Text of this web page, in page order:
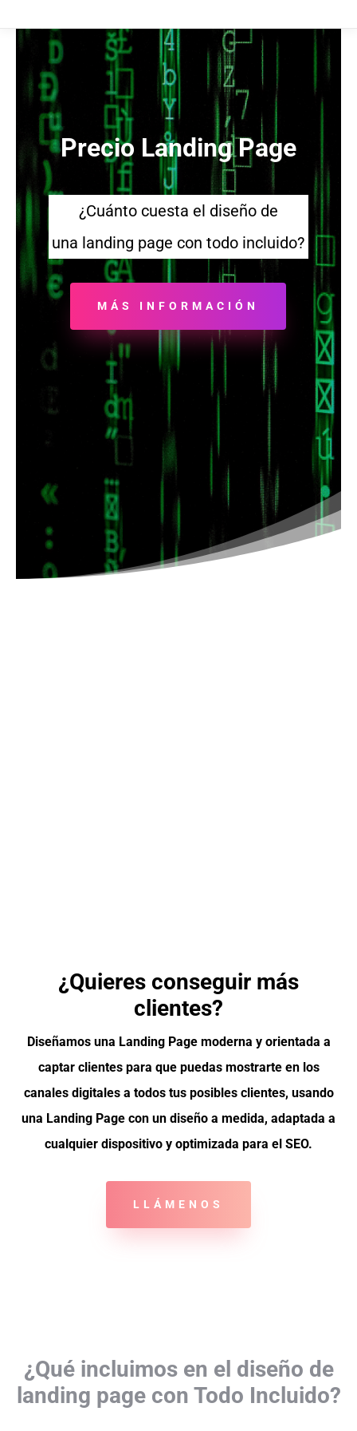
Precio Landing Page
¿Cuánto cuesta el diseño de
una landing page con todo incluido?
MÁS INFORMACIÓN
¿Quieres conseguir más
clientes?
Diseñamos una Landing Page moderna y orientada a
captar clientes para que puedas mostrarte en los
canales digitales a todos tus posibles clientes, usando
una Landing Page con un diseño a medida, adaptada a
cualquier dispositivo y optimizada para el SEO.
LLÁMENOS
¿Qué incluimos en el diseño de
landing page con Todo Incluido?